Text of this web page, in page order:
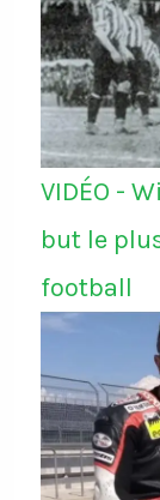
VIDÉO -
but le
football